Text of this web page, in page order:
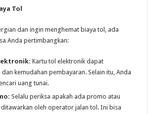
Tol
dan ingin menghemat biaya tol, ada
Anda pertimbangkan:
Kartu tol elektronik dapat
kemudahan pembayaran. Selain itu, Anda
uang tunai.
Selalu periksa apakah ada promo atau
ditawarkan oleh operator jalan tol. Ini bisa